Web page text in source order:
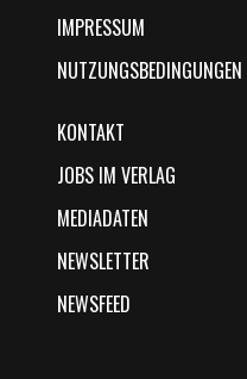
IMPRESSUM
NUTZUNGSBEDINGUNGEN
KONTAKT
JOBS IM VERLAG
MEDIADATEN
NEWSLETTER
NEWSFEED